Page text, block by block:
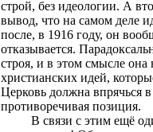
строй, без идеологии. А
вывод, что на самом деле
после, в 1916 году, он
отказывается.
строя, и в этом смысле
христианских идей,
Церковь должна впрячься
противоречивая позиция.
В связи с этим ещё